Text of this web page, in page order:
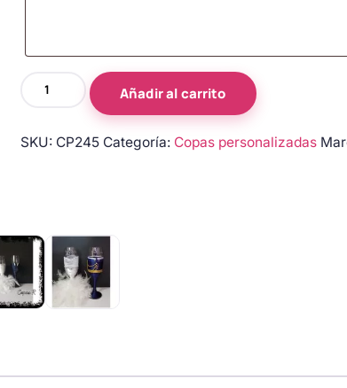
Copas
personalizadas
plumas
cantidad
Añadir al carrito
SKU: CP245 Categoría: Copas personalizadas